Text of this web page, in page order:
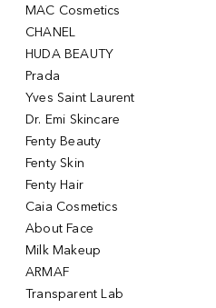
MAC Cosmetics
CHANEL
HUDA BEAUTY
Prada
Yves Saint Laurent
Dr. Emi Skincare
Fenty Beauty
Fenty Skin
Fenty Hair
Caia Cosmetics
About Face
Milk Makeup
ARMAF
Transparent Lab